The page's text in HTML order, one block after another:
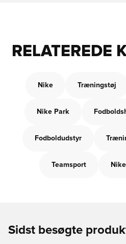
RELATEREDE
Nike Træningstøj
Nike Park
Fodboldudstyr
Teamsport
Sidst besøgte